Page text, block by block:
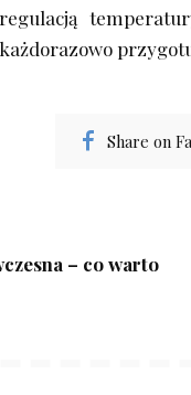
regulacją
każdorazowo
Share on
– co warto